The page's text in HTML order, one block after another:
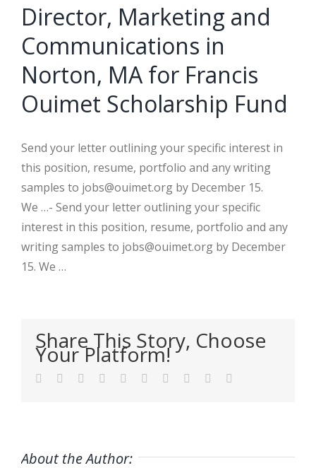
Director, Marketing and
Communications in
Norton, MA for Francis
Ouimet Scholarship Fund
Send your letter outlining your specific interest in
this position, resume, portfolio and any writing
samples to jobs@ouimet.org by December 15.
We …- Send your letter outlining your specific
interest in this position, resume, portfolio and any
writing samples to jobs@ouimet.org by December
15. We …
Share This Story, Choose
Your Platform!
Facebook
TwitterLinkedIn
Reddit WhatsApp
TumblrPinterest Xing
About the Author: